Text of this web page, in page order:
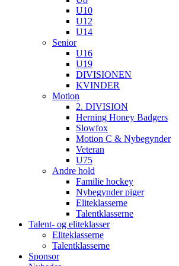
U10
U12
U14
Senior
U16
U19
DIVISIONEN
KVINDER
Motion
2. DIVISION
Herning Honey Badgers
Slowfox
Motion C & Nybegynder
Veteran
U75
Andre hold
Familie hockey
Nybegynder piger
Eliteklasserne
Talentklasserne
Talent- og eliteklasser
Eliteklasserne
Talentklasserne
Sponsor